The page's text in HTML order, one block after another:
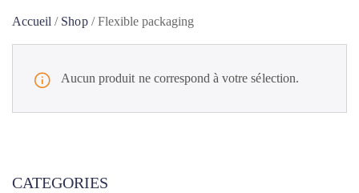
CATEGORIES
Accueil / Shop/Flexible packaging
Aucun produit ne correspond à votre sélection.